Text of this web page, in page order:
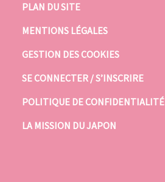
PLAN DU SITE
MENTIONS LÉGALES
GESTION DES COOKIES
SE CONNECTER / S’INSCRIRE
POLITIQUE DE CONFIDENTIALITÉ
LA MISSION DU JAPON